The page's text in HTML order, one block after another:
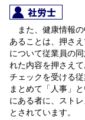
また、健康情報の
あることは、押さ
について従業員の
れた内容を押さえ
チェックを受ける
まとめて「人事」
にある者に、スト
とされています。